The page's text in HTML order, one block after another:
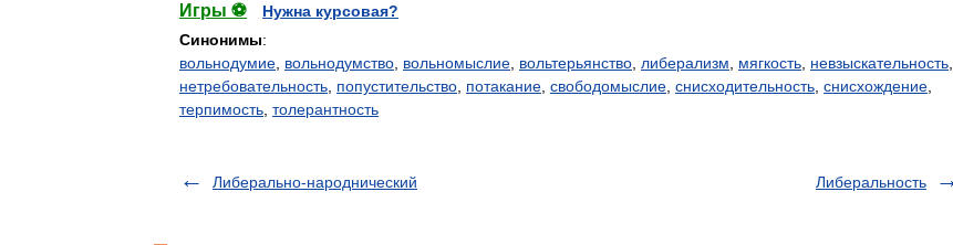
Игры ⚽
Нужна курсовая?
Синонимы:
вольнодумие вольнодумство вольномыслие вольтерьянство либерализм мягкость невзыскательность
нетребовательность попустительство потакание свободомыслие снисходительность снисхождение
терпимость толерантность
Либерально-народнический Либеральность